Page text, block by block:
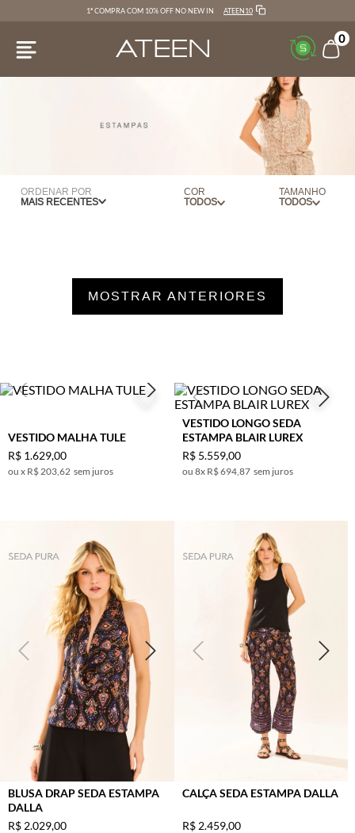
1ª COMPRA COM 10% OFF NO NEW IN ATEEN10
0
ORDENAR POR
MAIS RECENTES
COR
PINK
PRETO
TAMANHO
40
42
MOSTRAR ANTERIORES
VESTIDO MALHA TULE
R$ 1.629,00
x R$ 203,62 sem juros
VESTIDO LONGO SEDA
ESTAMPA BLAIR LUREX
R$ 5.559,00
8x R$ 694,87 sem juros
BLUSA DRAP SEDA ESTAMPA
DALLA
R$ 2.029,00
CALÇA SEDA ESTAMPA DALLA
R$ 2.459,00